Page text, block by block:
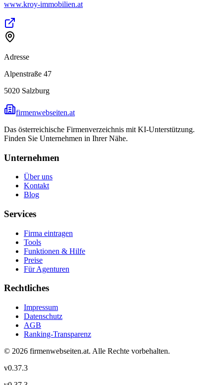
www.kroy-immobilien.at
Adresse
Alpenstraße 47
5020 Salzburg
firmenwebseiten.at
Das österreichische Firmenverzeichnis mit KI-Unterstützung.
Finden Sie Unternehmen in Ihrer Nähe.
Unternehmen
Über uns
Kontakt
Blog
Services
Firma eintragen
Tools
Funktionen & Hilfe
Preise
Für Agenturen
Rechtliches
Impressum
Datenschutz
AGB
Ranking-Transparenz
© 2026 firmenwebseiten.at. Alle Rechte vorbehalten.
v0.37.3